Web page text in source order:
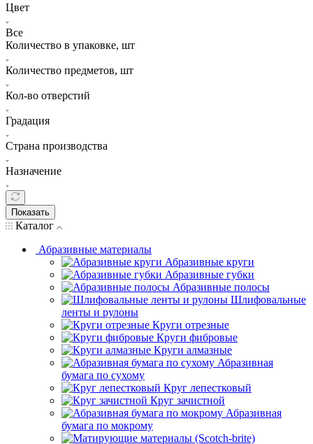
Цвет
Все
Количество в упаковке, шт
Количество предметов, шт
Кол-во отверстий
Градация
Страна производства
Назначение
Показать
Каталог
Абразивные материалы
Абразивные круги
Абразивные губки
Абразивные полосы
Шлифовальные
ленты и рулоны
Круги отрезные
Круги фибровые
Круги алмазные
Абразивная
бумага по сухому
Круг лепестковый
Круг зачистной
Абразивная
бумага по мокрому